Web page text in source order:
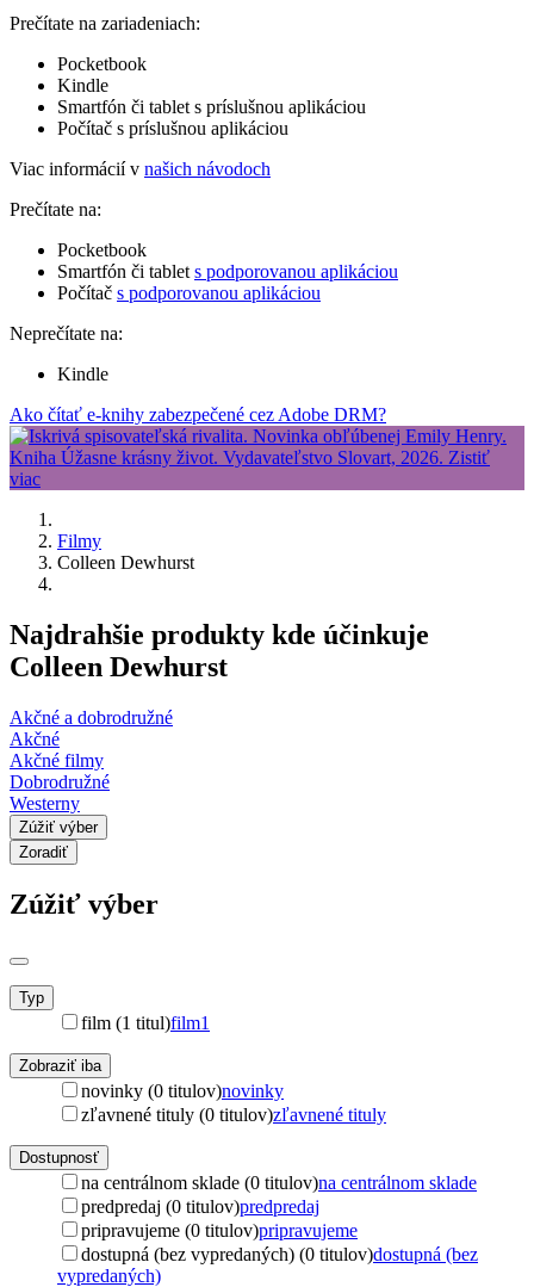
Prečítate na zariadeniach:
Pocketbook
Kindle
Smartfón či tablet s príslušnou aplikáciou
Počítač s príslušnou aplikáciou
Viac informácií v našich návodoch
Prečítate na:
Pocketbook
Smartfón či tablet s podporovanou aplikáciou
Počítač s podporovanou aplikáciou
Neprečítate na:
Kindle
Ako čítať e-knihy zabezpečené cez Adobe DRM?
Filmy
Colleen Dewhurst
Najdrahšie produkty kde účinkuje
Colleen Dewhurst
Akčné a dobrodružné
Akčné
Akčné filmy
Dobrodružné
Westerny
Zúžiť výber
Zoradiť
Zúžiť výber
Typ
film (1 titul)film1
Zobraziť iba
novinky (0 titulov)novinky
zľavnené tituly (0 titulov)zľavnené tituly
Dostupnosť
na centrálnom sklade (0 titulov)na centrálnom sklade
predpredaj (0 titulov)predpredaj
pripravujeme (0 titulov)pripravujeme
dostupná (bez vypredaných) (0 titulov)dostupná (bez
vypredaných)